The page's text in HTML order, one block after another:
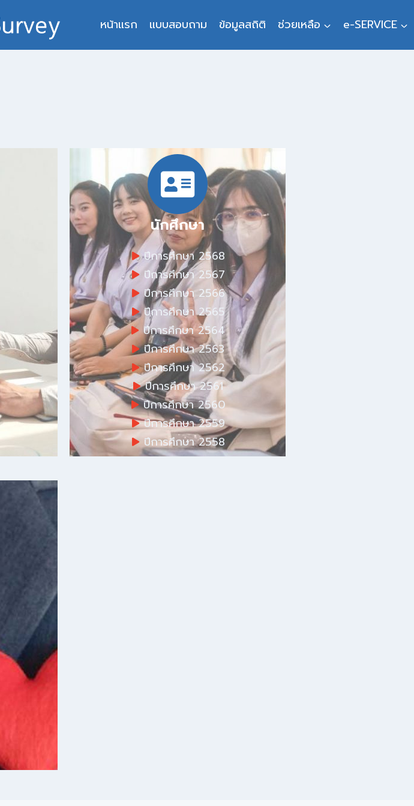
หน้าแรก แบบสอบถาม ข้อมูลสถิติ ช่วยเหลือ e-SERVICE
นักศึกษา
ปีการศึกษา 2568
ปีการศึกษา 2567
ปีการศึกษา 2566
ปีการศึกษา 2565
ปีการศึกษา 2564
ปีการศึกษา 2563
ปีการศึกษา 2562
ปีการศึกษา 2561
ปีการศึกษา 2560
ปีการศึกษา 2559
ปีการศึกษา 2558